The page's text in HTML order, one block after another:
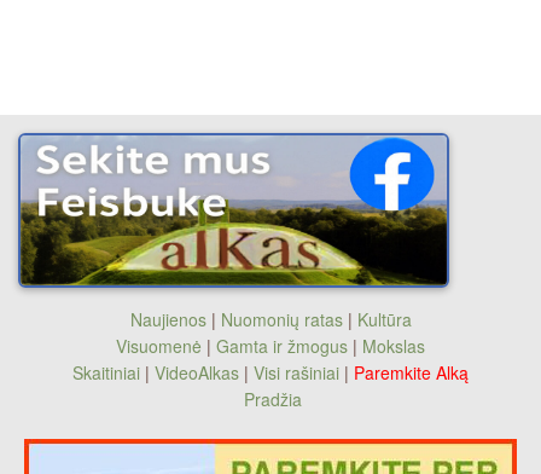
Naujienos| Nuomonių ratas| Kultūra
Visuomenė | Gamta ir žmogus | Mokslas
Skaitiniai | VideoAlkas | Visi rašiniai | Paremkite Alką
Pradžia